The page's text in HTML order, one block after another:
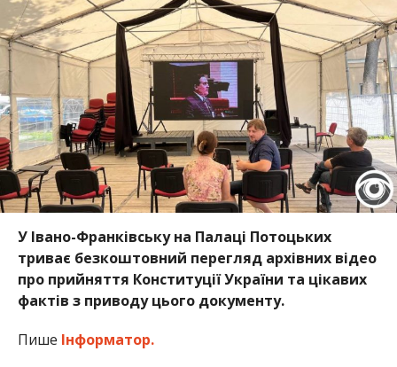
У Івано-Франківську на Палаці Потоцьких
триває безкоштовний перегляд архівних відео
про прийняття Конституції України та цікавих
фактів з приводу цього документу.
Пише Інформатор.